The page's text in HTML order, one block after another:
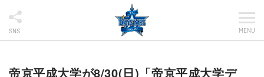
SNS MENU
帝京平成大学が8/30(日)「帝京平成大学デ